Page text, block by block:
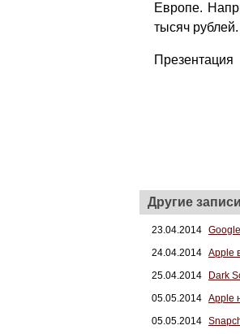
Европе.
тысяч рублей.
Другие записи
23.04.2014
24.04.2014 Apple
25.04.2014
Dark
05.05.2014 Apple
05.05.2014